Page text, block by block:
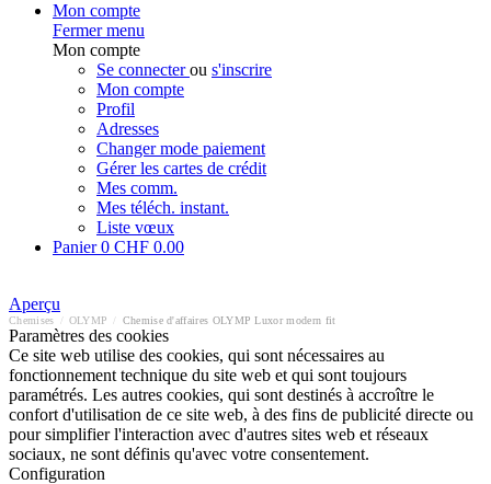
Mon compte
Fermer menu
Mon compte
Se connecterou s'inscrire
Mon compte
Profil
Adresses
Changer mode paiement
Gérer les cartes de crédit
Mes comm.
Mes téléch. instant.
Liste vœux
Panier0 CHF 0.00
Aperçu
Chemises OLYMP Chemise d'affaires OLYMP Luxor modern fit
Paramètres des cookies
Ce site web utilise des cookies, qui sont nécessaires au
fonctionnement technique du site web et qui sont toujours
paramétrés. Les autres cookies, qui sont destinés à accroître le
confort d'utilisation de ce site web, à des fins de publicité directe ou
pour simplifier l'interaction avec d'autres sites web et réseaux
sociaux, ne sont définis qu'avec votre consentement.
Configuration